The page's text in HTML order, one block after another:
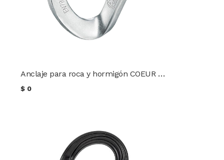
Anclaje para roca y hormigón COEUR STEEL EN795 PETZL
$ 0